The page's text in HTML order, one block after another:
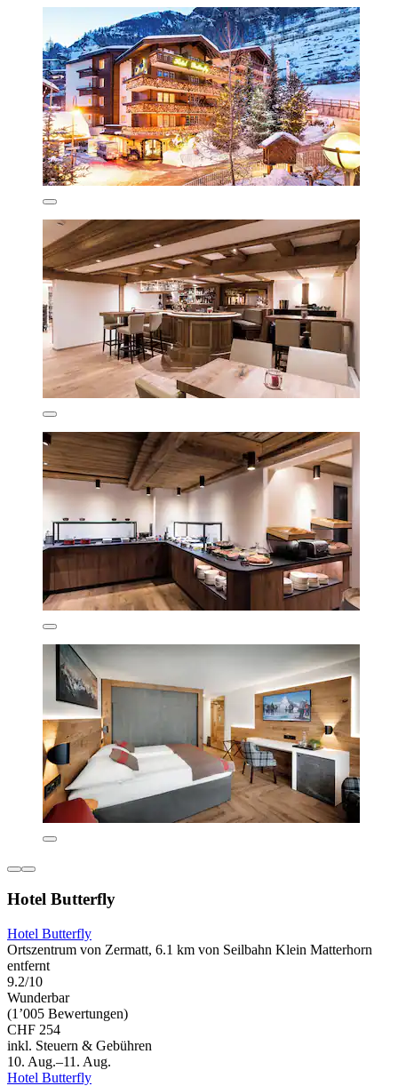
Hotel Butterfly
Hotel Butterfly
Ortszentrum von Zermatt, 6.1 km von Seilbahn Klein Matterhorn
entfernt
9.2/10
Wunderbar
(1’005 Bewertungen)
CHF 254
inkl. Steuern & Gebühren
10. Aug.–11. Aug.
Hotel Butterfly